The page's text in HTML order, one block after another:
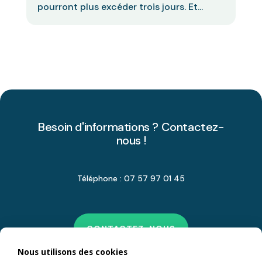
pourront plus excéder trois jours. Et...
Besoin d'informations ? Contactez-
nous !
Téléphone : 07 57 97 01 45
CONTACTEZ-NOUS
Nous utilisons des cookies